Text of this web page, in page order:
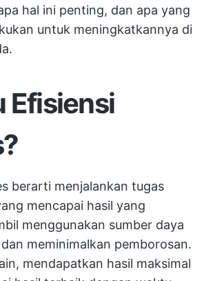
hal ini penting, dan apa yang
untuk meningkatkannya di
Efisiensi
berarti menjalankan tugas
mencapai hasil yang
menggunakan sumber daya
meminimalkan pemborosan.
mendapatkan hasil maksimal